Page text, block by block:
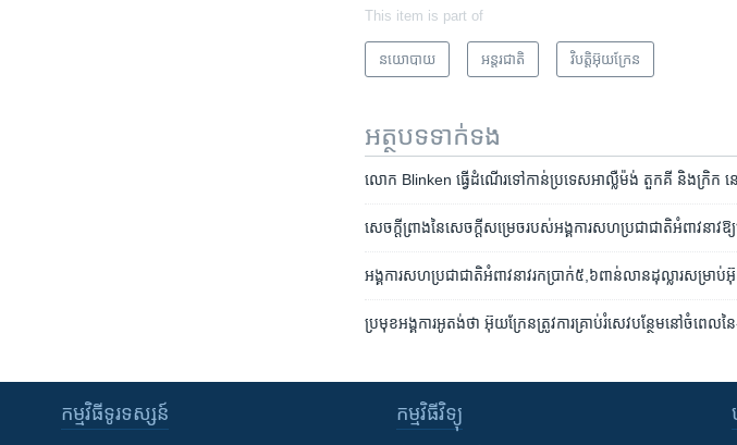
This item is part of
នយោបាយ អន្តរជាតិ វិបត្តិអ៊ុយក្រែន
អត្ថបទ​ទាក់ទង
លោក Blinken ធ្វើ​ដំណើរ​ទៅកាន់​ប្រទេស​អាល្លឺម៉ង់ តួកគី និង​ក្រិក
សេចក្តី​ព្រាង​​នៃ​សេចក្តី​សម្រេច​របស់​អង្គការ​សហប្រជាជាតិ​អំពាវនា
អង្គការ​សហប្រជាជាតិ​អំពាវនាវ​រក​ប្រាក់​៥,៦​ពាន់​លាន​ដុល្លារ​សម្រា
ប្រមុខ​អង្គការ​អូតង់​ថា អ៊ុយក្រែន​ត្រូវការ​គ្រាប់​រំសេវ​បន្ថែម​នៅ​ចំ​ពេល​
កម្មវិធី​ទូរទស្សន៍ កម្មវិធី​វិទ្យុ